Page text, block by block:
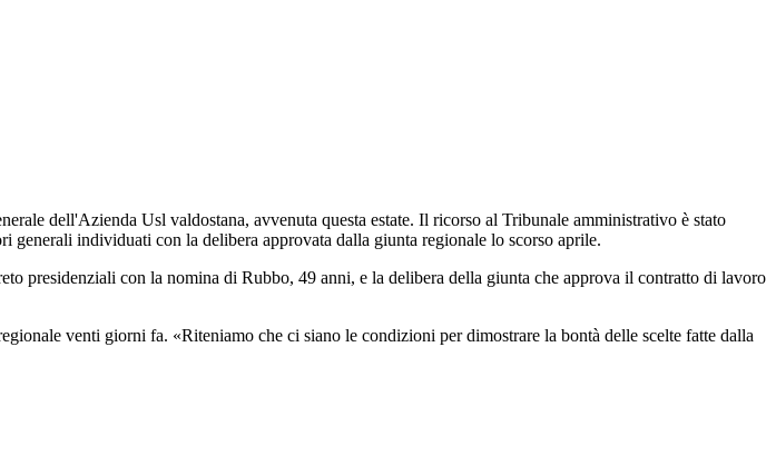
dell'Azienda Usl valdostana, avvenuta questa estate. Il ricorso al Tribunale amministrativo è stato
individuati con la delibera approvata dalla giunta regionale lo scorso aprile.
presidenziali con la nomina di Rubbo, 49 anni, e la delibera della giunta che approva il contratto di lavoro
venti giorni fa. «Riteniamo che ci siano le condizioni per dimostrare la bontà delle scelte fatte dalla